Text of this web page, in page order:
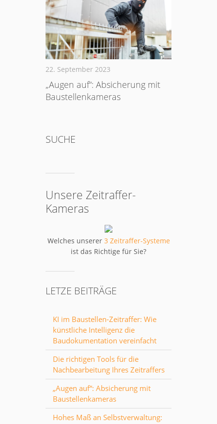
22. September 2023
„Augen auf“: Absicherung mit
Baustellenkameras
SUCHE
Unsere Zeitraffer-
Kameras
Welches unserer 3 Zeitraffer-Systeme
ist das Richtige für Sie?
LETZE BEITRÄGE
KI im Baustellen-Zeitraffer: Wie
künstliche Intelligenz die
Baudokumentation vereinfacht
Die richtigen Tools für die
Nachbearbeitung Ihres Zeitraffers
„Augen auf“: Absicherung mit
Baustellenkameras
Hohes Maß an Selbstverwaltung: